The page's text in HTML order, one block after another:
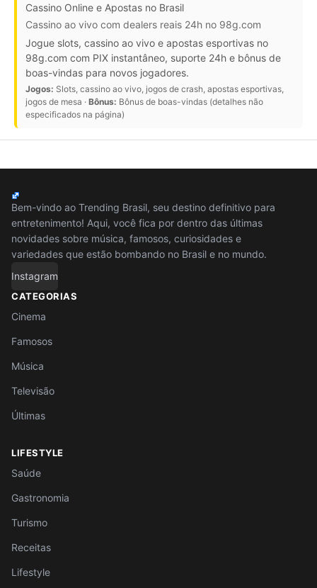
Cassino Online e Apostas no Brasil
Cassino ao vivo com dealers reais 24h no 98g.com
Jogue slots, cassino ao vivo e apostas esportivas no
98g.com com PIX instantâneo, suporte 24h e bônus de
boas-vindas para novos jogadores.
Jogos: Slots, cassino ao vivo, jogos de crash, apostas esportivas,
jogos de mesa · Bônus: Bônus de boas-vindas (detalhes não
especificados na página)
Bem-vindo ao Trending Brasil, seu destino definitivo para
entretenimento! Aqui, você fica por dentro das últimas
novidades sobre música, famosos, curiosidades e
variedades que estão bombando no Brasil e no mundo.
Instagram
CATEGORIAS
Cinema
Famosos
Música
Televisão
Últimas
LIFESTYLE
Saúde
Gastronomia
Turismo
Receitas
Lifestyle